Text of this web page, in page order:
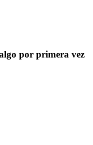
por primera vez